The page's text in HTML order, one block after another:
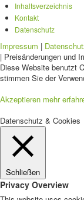
Inhaltsverzeichnis
Kontakt
Datenschutz
Impressum |
| Preisänderungen und
Diese Website benutzt
stimmen Sie der
Akzeptieren mehr
Datenschutz & Cookies
Schließen
Privacy Overview